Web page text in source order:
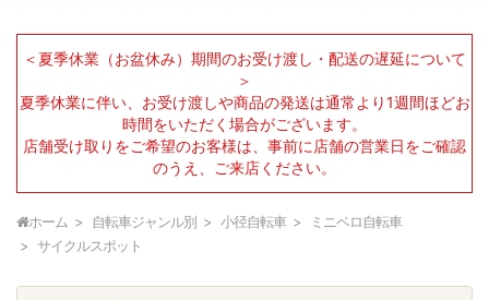
＜夏季休業（お盆休み）期間のお受け渡し・配送の遅延について
＞
夏季休業に伴い、お受け渡しや商品の発送は通常より1週間ほどお
時間をいただく場合がございます。
店舗受け取りをご希望のお客様は、事前に店舗の営業日をご確認
のうえ、ご来店ください。
ホーム 自転車ジャンル別 小径自転車
ミニベロ自転車
サイクルスポット